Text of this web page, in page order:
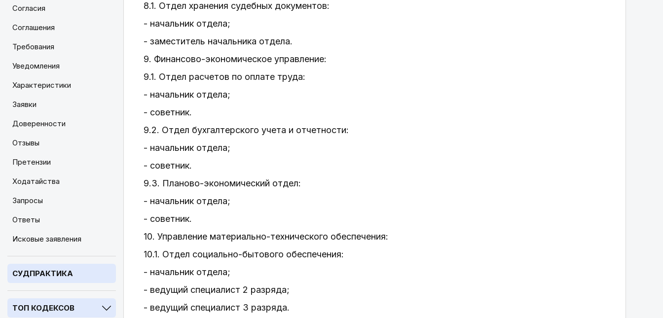
Согласия
Соглашения
Требования
Уведомления
Характеристики
Заявки
Доверенности
Отзывы
Претензии
Ходатайства
Запросы
Ответы
Исковые заявления
СУДПРАКТИКА
ТОП КОДЕКСОВ
8.1. Отдел хранения судебных документов:
- начальник отдела;
- заместитель начальника отдела.
9. Финансово-экономическое управление:
9.1. Отдел расчетов по оплате труда:
- начальник отдела;
- советник.
9.2. Отдел бухгалтерского учета и отчетности:
- начальник отдела;
- советник.
9.3. Планово-экономический отдел:
- начальник отдела;
- советник.
10. Управление материально-технического обеспечения:
10.1. Отдел социально-бытового обеспечения:
- начальник отдела;
- ведущий специалист 2 разряда;
- ведущий специалист 3 разряда.